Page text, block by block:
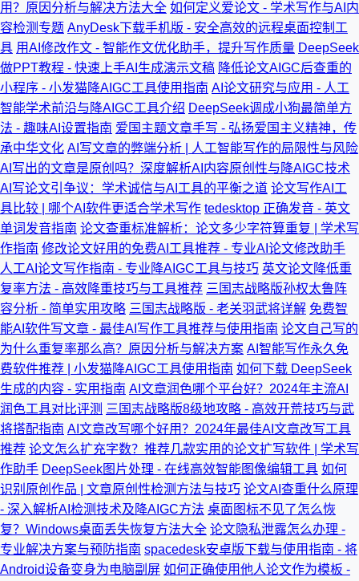
用？原因分析与解决方法大全 如何定义爱论文 - 学术写作与AI内
容检测专题 AnyDesk下载手机版 - 安全高效的远程桌面控制工
具 用AI修改作文 - 智能作文优化助手，提升写作质量 DeepSeek
做PPT教程 - 快速上手AI生成演示文稿 降低论文AIGC后查重的
小程序 - 小发猫降AIGC工具使用指南 AI论文研究与应用 - 人工
智能学术前沿与降AIGC工具介绍 DeepSeek调成小狗最简单方
法 - 趣味AI设置指南 爱国主题文章手写 - 弘扬爱国主义精神，传
承中华文化 AI写文章的弊端分析 | 人工智能写作的局限性与风险
AI写出的文章是原创吗？深度解析AI内容原创性与降AIGC技术
AI写论文引争议：学术诚信与AI工具的平衡之道 论文写作AI工
具比较 | 哪个AI软件更适合学术写作 tedesktop 正确发音 - 英文
单词发音指南 论文查重标准解析：论文多少字符算重复 | 学术写
作指南 修改论文好用的免费AI工具推荐 - 专业AI论文修改助手
人工AI论文写作指南 - 专业降AIGC工具与技巧 英文论文降低重
复率方法 - 高效降重技巧与工具推荐 三国志战略版孙权太鲁阵
容分析 - 简单实用攻略 三国志战略版 - 老关羽武将详解 免费智
能AI软件写文章 - 最佳AI写作工具推荐与使用指南 论文自己写的
为什么重复率那么高？原因分析与解决方案 AI智能写作永久免
费软件推荐 | 小发猫降AIGC工具使用指南 如何下载 DeepSeek
生成的内容 - 实用指南 AI文章润色哪个平台好？2024年主流AI
润色工具对比评测 三国志战略版8级地攻略 - 高效开荒技巧与武
将搭配指南 AI文章改写哪个好用？2024年最佳AI文章改写工具
推荐 论文怎么扩充字数？推荐几款实用的论文扩写软件 | 学术写
作助手 DeepSeek图片处理 - 在线高效智能图像编辑工具 如何
识别原创作品 | 文章原创性检测方法与技巧 论文AI查重什么原理
- 深入解析AI检测技术及降AIGC方法 桌面图标不见了怎么恢
复？Windows桌面丢失恢复方法大全 论文隐私泄露怎么办理 -
专业解决方案与预防指南 spacedesk安卓版下载与使用指南 - 将
Android设备变身为电脑副屏 如何正确使用他人论文作为模板 -